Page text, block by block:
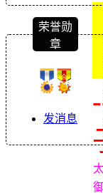
荣誉勋
章
发消息